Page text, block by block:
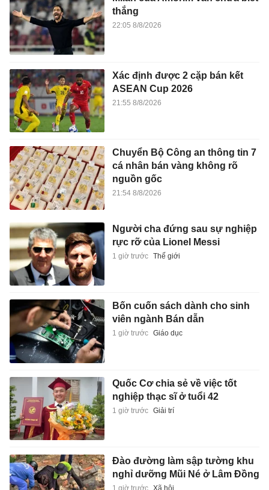
thắng
22:05 8/8/2026
Xác định được 2 cặp bán kết
ASEAN Cup 2026
21:55 8/8/2026
Chuyển Bộ Công an thông tin 7
cá nhân bán vàng không rõ
nguồn gốc
21:54 8/8/2026
Người cha đứng sau sự nghiệp
rực rỡ của Lionel Messi
1 giờ trước Thế giới
Bốn cuốn sách dành cho sinh
viên ngành Bán dẫn
1 giờ trước Giáo dục
Quốc Cơ chia sẻ về việc tốt
nghiệp thạc sĩ ở tuổi 42
1 giờ trước Giải trí
Đào đường làm sập tường khu
nghỉ dưỡng Mũi Né ở Lâm Đồng
1 giờ trước Xã hội